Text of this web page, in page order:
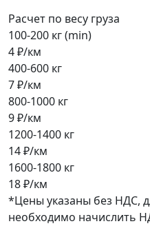
Расчет по весу груза
100-200 кг (min)
4 ₽/км
400-600 кг
7 ₽/км
800-1000 кг
9 ₽/км
1200-1400 кг
14 ₽/км
1600-1800 кг
18 ₽/км
*Цены указаны без НДС,
необходимо начислить